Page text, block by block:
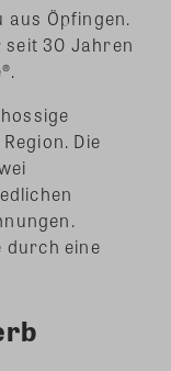
aus Öpfingen.
seit 30 Jahren
Die
durch eine